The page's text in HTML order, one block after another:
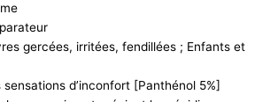
gercées, irritées, fendillées ; Enfants et
sensations d’inconfort [Panthénol 5%]